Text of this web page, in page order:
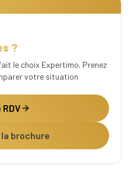
?
le choix Expertimo. Prenez
votre situation
brochure